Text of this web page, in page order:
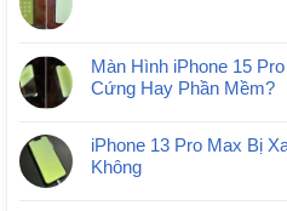
Màn Hình iPhone 15
Cứng Hay Phần Mềm?
iPhone 13 Pro Max Bị
Không